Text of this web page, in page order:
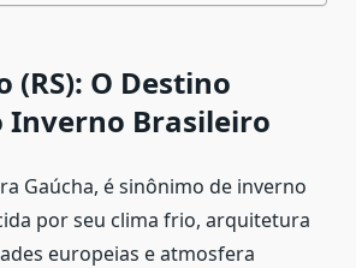
(RS): O Destino
Inverno Brasileiro
Gaúcha, é sinônimo de inverno
por seu clima frio, arquitetura
europeias e atmosfera